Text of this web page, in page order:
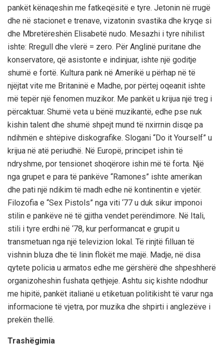
pankët kënaqeshin me fatkeqësitë e tyre. Jetonin në rrugë
dhe në stacionet e trenave, vizatonin svastika dhe kryqe si
dhe Mbretëreshën Elisabetë nudo. Mesazhi i tyre nihilist
ishte: Rregull dhe vlerë = zero. Për Anglinë puritane dhe
konservatore, që asistonte e indinjuar, ishte një goditje
shumë e fortë. Kultura pank në Amerikë u përhap në të
njëjtat vite me Britaninë e Madhe, por përtej oqeanit ishte
më tepër një fenomen muzikor. Me pankët u krijua një treg i
përcaktuar. Shumë veta u bënë muzikantë, edhe pse nuk
kishin talent dhe shumë shpejt mund të nxirrnin disqe pa
ndihmën e shtëpive diskografike. Slogani “Do it Yourself” u
krijua në atë periudhë. Në Europë, principet ishin të
ndryshme, por tensionet shoqërore ishin më të forta. Një
nga grupet e para të pankëve “Ramones” ishte amerikan
dhe pati një ndikim të madh edhe në kontinentin e vjetër.
Filozofia e “Sex Pistols” nga viti ‘77 u duk sikur imponoi
stilin e pankëve në të gjitha vendet perëndimore. Në Itali,
stili i tyre erdhi në ‘78, kur performancat e grupit u
transmetuan nga një televizion lokal. Të rinjtë filluan të
vishnin bluza dhe të linin flokët me majë. Madje, në disa
qytete policia u armatos edhe me gërshërë dhe shpeshherë
organizoheshin fushata qethjeje. Ashtu siç kishte ndodhur
me hipitë, pankët italianë u etiketuan politikisht të varur nga
informacione të vjetra, por muzika dhe shpirti i anglezëve i
prekën thellë.
Trashëgimia